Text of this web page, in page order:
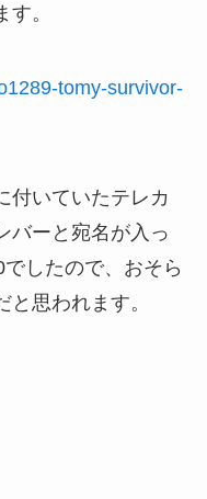
。
tomy-survivor-
付いていたテレカ
バーと宛名が入っ
したので、おそら
思われます。